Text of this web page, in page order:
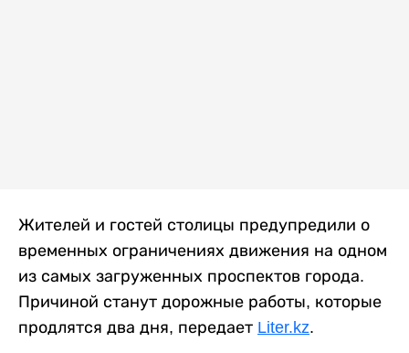
Жителей и гостей столицы предупредили о
временных ограничениях движения на одном
из самых загруженных проспектов города.
Причиной станут дорожные работы, которые
продлятся два дня, передает Liter.kz.